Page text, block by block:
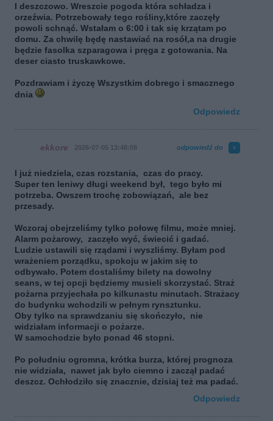
I deszczowo. Wreszcie pogoda która schładza i
orzeźwia. Potrzebowały tego rośliny,które zaczęły
powoli schnąć. Wstałam o 6:00 i tak się krzątam po
domu. Za chwilę będę nastawiać na rosół,a na drugie
będzie fasolka szparagowa i pręga z gotowania. Na
deser ciasto truskawkowe.
Pozdrawiam i życzę Wszystkim dobrego i smacznego
dnia
Odpowiedz
ekkore 2026-07-05 13:48:08 odpowiedź do
I już niedziela, czas rozstania, czas do pracy.
Super ten leniwy długi weekend był, tego było mi
potrzeba. Owszem trochę zobowiązań, ale bez
przesady.
Wczoraj obejrzeliśmy tylko połowę filmu, może mniej.
Alarm pożarowy, zaczęło wyć, świecić i gadać.
Ludzie ustawili się rządami i wyszliśmy. Byłam pod
wrażeniem porządku, spokoju w jakim się to
odbywało. Potem dostaliśmy bilety na dowolny
seans, w tej opcji będziemy musieli skorzystać. Straż
pożarna przyjechała po kilkunastu minutach. Strażacy
do budynku wchodzili w pełnym rynsztunku.
Oby tylko na sprawdzaniu się skończyło, nie
widziałam informacji o pożarze.
W samochodzie było ponad 46 stopni.
Po południu ogromna, krótka burza, której prognoza
nie widziała, nawet jak było ciemno i zaczął padać
deszcz. Ochłodziło się znacznie, dzisiaj też ma padać.
Odpowiedz